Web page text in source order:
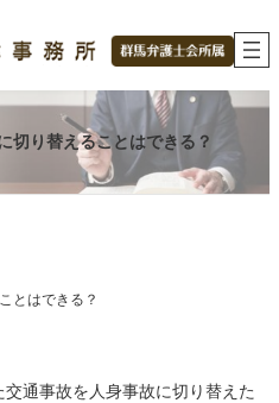
切り替えることはできる？
とはできる？
通事故を人身事故に切り替えた